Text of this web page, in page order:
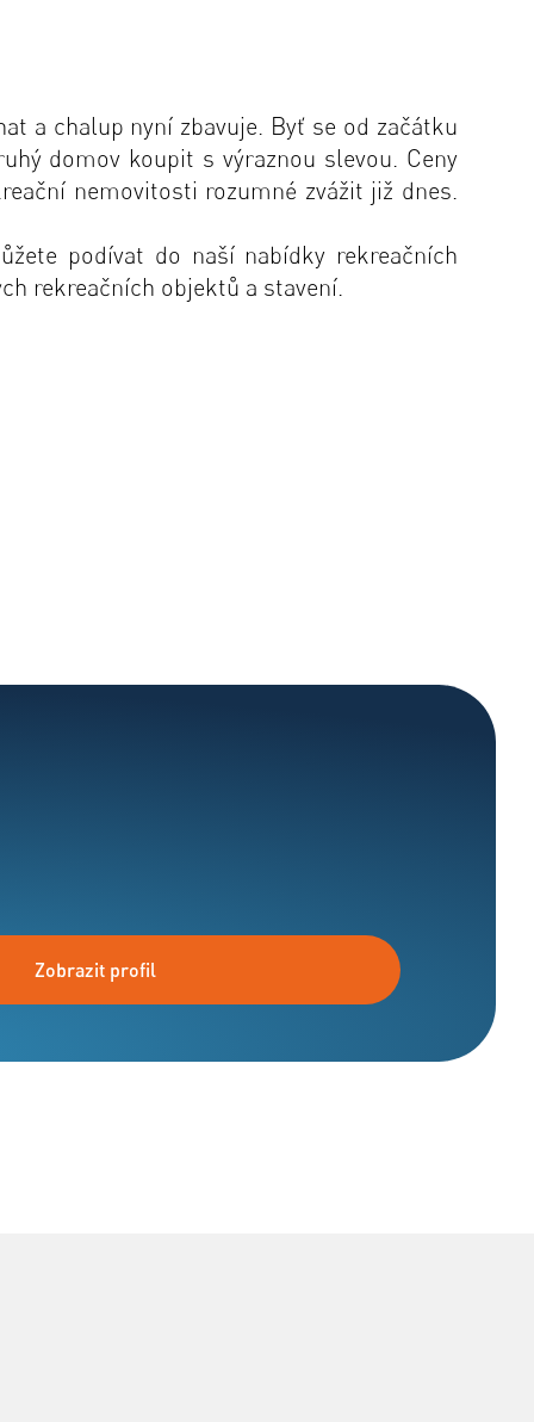
a chalup nyní zbavuje. Byť se od začátku
domov koupit s výraznou slevou. Ceny
nemovitosti rozumné zvážit již dnes.
podívat do naší nabídky rekreačních
rekreačních objektů a stavení.
Zobrazit profil